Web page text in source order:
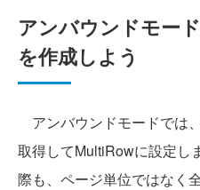
アンバウンドモー
を作成しよう
アンバウンドモードでは
取得してMultiRowに設定し
際も、ページ単位ではなく